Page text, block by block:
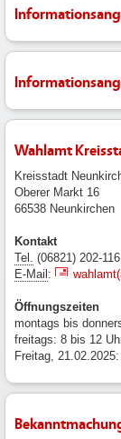
Wahlamt
Kreisstadt
Oberer Markt 16
66538 Neunkirchen
Kontakt
Tel. (06821) 202-
E-Mail:
Öffnungszeiten
montags bis
freitags: 8 bis 12
Freitag,